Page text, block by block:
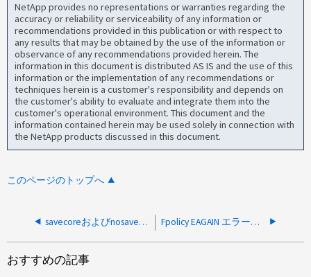
NetApp provides no representations or warranties regarding the
accuracy or reliability or serviceability of any information or
recommendations provided in this publication or with respect to
any results that may be obtained by the use of the information or
observance of any recommendations provided herein. The
information in this document is distributed AS IS and the use of this
information or the implementation of any recommendations or
techniques herein is a customer's responsibility and depends on
the customer's ability to evaluate and integrate them into the
customer's operational environment. This document and the
information contained herein may be used solely in connection with
the NetApp products discussed in this document.
このページのトップへ
savecoreおよびnosavecore AFF、ASA、FASプラットフォームとは何ですか Fpolicy EAGAIN エラーとは何ですか? また、いつ発生しますか?
おすすめの記事